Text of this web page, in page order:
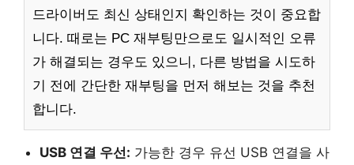
드라이버도 최신 상태인지 확인하는 것이 중요합
니다. 때로는 PC 재부팅만으로도 일시적인 오류
가 해결되는 경우도 있으니, 다른 방법을 시도하
기 전에 간단한 재부팅을 먼저 해보는 것을 추천
합니다.
USB 연결 우선: 가능한 경우 유선 USB 연결을 사